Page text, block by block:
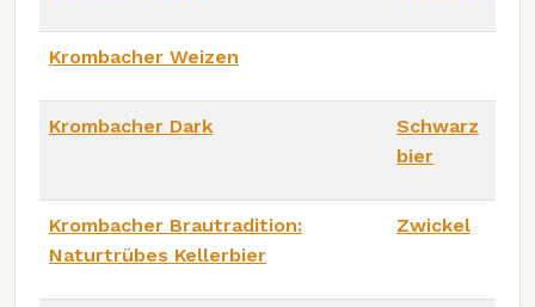
Krombacher Weizen
Krombacher Dark
Schwarz
bier
Krombacher Brautradition:
Naturtrübes Kellerbier
Zwickel